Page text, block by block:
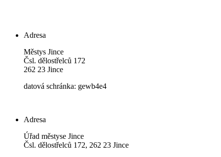
Adresa
Městys Jince
Čsl. dělostřelců 172
262 23 Jince
datová schránka: gewb4e4
Adresa
Úřad městyse Jince
Čsl. dělostřelců 172, 262 23 Jince